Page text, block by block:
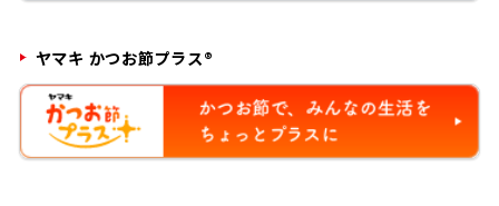
氷熟®︎
ヤマキ かつお節プラス®